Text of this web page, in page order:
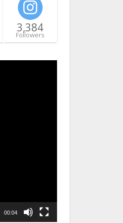
3,384
Followers
00:04